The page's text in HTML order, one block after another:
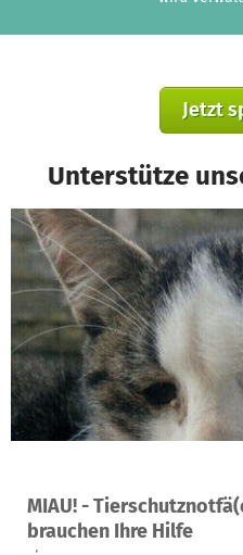
Jetzt
Unterstütze
MIAU! -
brauchen Ihre Hilfe
Ein Projekt in Wittlich - Daun,
674 90 %